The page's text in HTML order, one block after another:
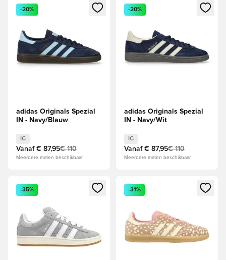
Opent een venster om in te loggen of je aan te melden als
-20%
adidas Originals Spezial
IN - Navy/Blauw
IC
Vanaf € 87,95€ 110
Meerdere maten beschikbaar
Opent een venster om in te
-20%
adidas Originals Spezial
IN - Navy/Wit
IC
Vanaf € 87,95€ 110
Meerdere maten beschikbaar
Opent een venster om in te loggen of je aan te melden als
-35%
Opent een venster om in te
-31%